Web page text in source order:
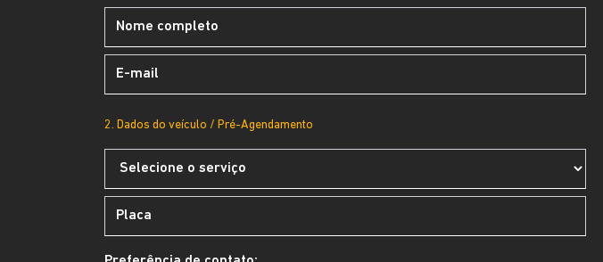
2. Dados do veículo / Pré-Agendamento